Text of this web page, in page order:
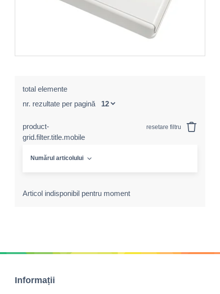
total elemente
nr. rezultate per pagină
product-
grid.filter.title.mobile
resetare filtru
Numărul articolului
Articol indisponibil pentru moment
Informații